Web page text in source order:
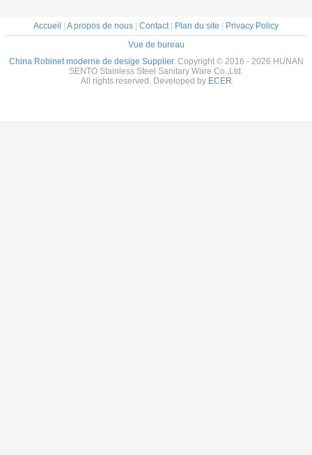
Accueil | A propos de nous | Contact | Plan du site | Privacy Policy
Vue de bureau
China Robinet moderne de desige Supplier. Copyright © 2016 - 2026 HUNAN
SENTO Stainless Steel Sanitary Ware Co.,Ltd.
All rights reserved. Developed by ECER